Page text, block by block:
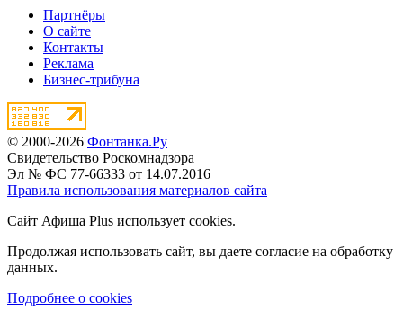
Партнёры
О сайте
Контакты
Реклама
Бизнес-трибуна
© 2000-2026 Фонтанка.Ру
Свидетельство Роскомнадзора
Эл № ФС 77-66333 от 14.07.2016
Правила использования материалов сайта
Сайт Афиша Plus использует cookies.
Продолжая использовать сайт, вы даете согласие на обработку
данных.
Подробнее о cookies